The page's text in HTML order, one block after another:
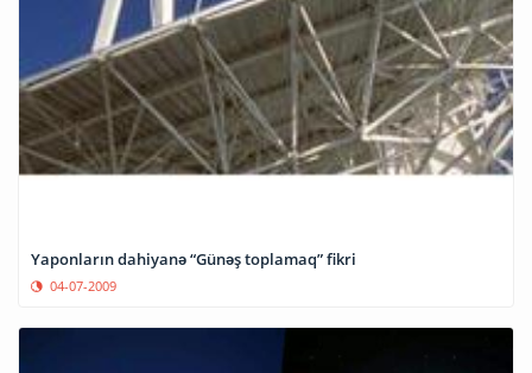
Yaponların dahiyanə “Günəş toplamaq” fikri
04-07-2009